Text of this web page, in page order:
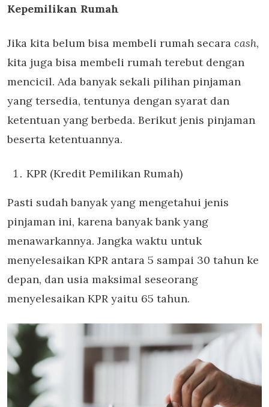
Kepemilikan Rumah
Jika kita belum bisa membeli rumah secara cash,
kita juga bisa membeli rumah terebut dengan
mencicil. Ada banyak sekali pilihan pinjaman
yang tersedia, tentunya dengan syarat dan
ketentuan yang berbeda. Berikut jenis pinjaman
beserta ketentuannya.
KPR (Kredit Pemilikan Rumah)
Pasti sudah banyak yang mengetahui jenis
pinjaman ini, karena banyak bank yang
menawarkannya. Jangka waktu untuk
menyelesaikan KPR antara 5 sampai 30 tahun ke
depan, dan usia maksimal seseorang
menyelesaikan KPR yaitu 65 tahun.